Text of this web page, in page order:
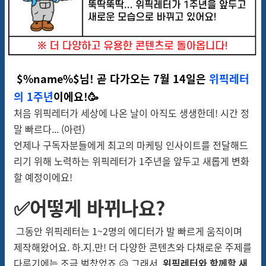
$%name%$님! 곧 다가오는 7월 14일은 위픽레터
의 1주년이에요!🥳
처음 위픽레터가 세상에 나온 날이 아직도 생생한데! 시간 정
말 빠르다... (아련)
언제나 구독자분들에게 최고의 마케팅 인사이트를 전달해드
리기 위해 노력하는 위픽레터가 1주년을 앞두고 새롭게 변화
할 예정이에요!
✅어떻게 바뀌나요?
그동안 위픽레터는 1~2명의 에디터가 발 빠르게 움직이며
제작해왔어요. 하.지.만! 더 다양한 콘텐츠와 다채로운 주제를
다루기에는 조금 벅찼었죠.😥 그래서, 위픽레터와 함께할 새